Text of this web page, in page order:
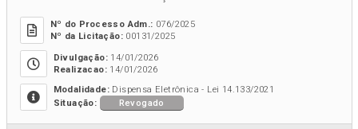
Nº do Processo Adm.: 076/2025
Nº da Licitação:00131/2025
Divulgação:14/01/2026
Realizacao:14/01/2026
Modalidade:Dispensa Eletrônica - Lei 14.133/2021
Situação:
Revogado